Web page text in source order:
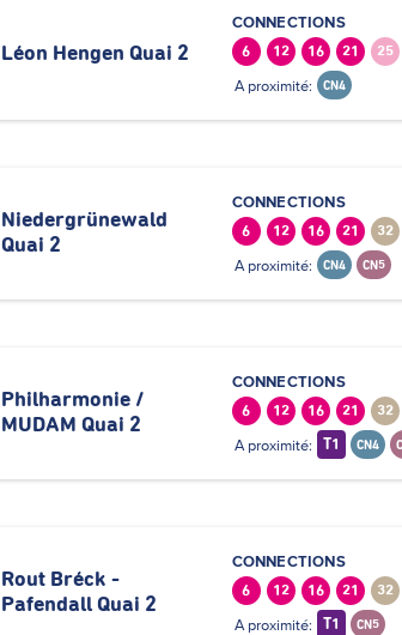
Léon Hengen Quai 2
CONNECTIONS
6 12 16 21 25
A proximité: CN4
Niedergrünewald
Quai 2
CONNECTIONS
6 12 16 21 32
A proximité: CN4 CN5
Philharmonie /
MUDAM Quai 2
CONNECTIONS
6 12 16 21 32
A proximité: T1 CN4
Rout Bréck -
Pafendall Quai 2
CONNECTIONS
6 12 16 21 32
A proximité: T1 CN5